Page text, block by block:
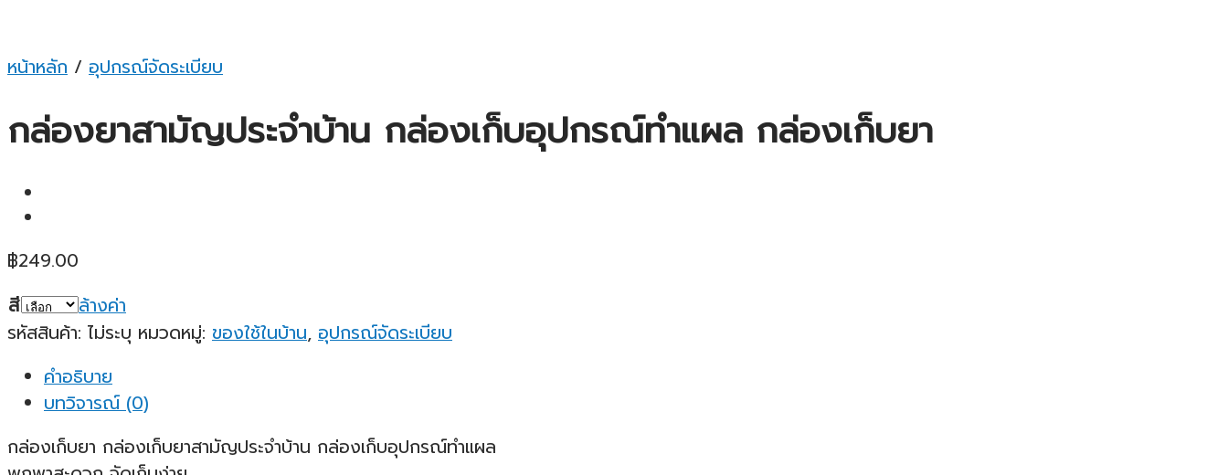
หน้าหลัก / อุปกรณ์จัดระเบียบ
กล่องยาสามัญประจำบ้าน กล่องเก็บอุปกรณ์ทำแผล กล่องเก็บยา
฿249.00
สี
ล้างค่า
รหัสสินค้า: ไม่ระบุ หมวดหมู่: ของใช้ในบ้าน, อุปกรณ์จัดระเบียบ
คำอธิบาย
บทวิจารณ์ (0)
กล่องเก็บยา กล่องเก็บยาสามัญประจำบ้าน กล่องเก็บอุปกรณ์ทำแผล